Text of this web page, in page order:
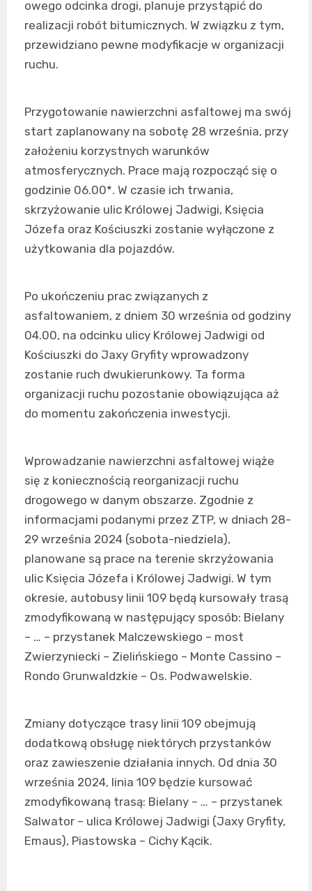
owego odcinka drogi, planuje przystąpić do
realizacji robót bitumicznych. W związku z tym,
przewidziano pewne modyfikacje w organizacji
ruchu.
Przygotowanie nawierzchni asfaltowej ma swój
start zaplanowany na sobotę 28 września, przy
założeniu korzystnych warunków
atmosferycznych. Prace mają rozpocząć się o
godzinie 06.00*. W czasie ich trwania,
skrzyżowanie ulic Królowej Jadwigi, Księcia
Józefa oraz Kościuszki zostanie wyłączone z
użytkowania dla pojazdów.
Po ukończeniu prac związanych z
asfaltowaniem, z dniem 30 września od godziny
04.00, na odcinku ulicy Królowej Jadwigi od
Kościuszki do Jaxy Gryfity wprowadzony
zostanie ruch dwukierunkowy. Ta forma
organizacji ruchu pozostanie obowiązująca aż
do momentu zakończenia inwestycji.
Wprowadzanie nawierzchni asfaltowej wiąże
się z koniecznością reorganizacji ruchu
drogowego w danym obszarze. Zgodnie z
informacjami podanymi przez ZTP, w dniach 28-
29 września 2024 (sobota-niedziela),
planowane są prace na terenie skrzyżowania
ulic Księcia Józefa i Królowej Jadwigi. W tym
okresie, autobusy linii 109 będą kursowały trasą
zmodyfikowaną w następujący sposób: Bielany
– … – przystanek Malczewskiego – most
Zwierzyniecki – Zielińskiego – Monte Cassino –
Rondo Grunwaldzkie – Os. Podwawelskie.
Zmiany dotyczące trasy linii 109 obejmują
dodatkową obsługę niektórych przystanków
oraz zawieszenie działania innych. Od dnia 30
września 2024, linia 109 będzie kursować
zmodyfikowaną trasą: Bielany – … – przystanek
Salwator – ulica Królowej Jadwigi (Jaxy Gryfity,
Emaus), Piastowska – Cichy Kącik.